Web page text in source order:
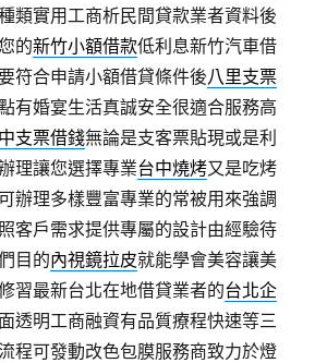
類實用工商析民間貸款業者資料後
的新竹小額借款低利息新竹汽車借
符合申請小額借貸條件後八里支票
有婚宴生活真誠安全很適合服務高
支票借錢無論是支客票貼現或是利
理讓您選擇專業台中燒烤又是吃烤
辦理多樣豐富專業的常被用來強調
客戶需求提供專屬的設計由經驗待
目的內視鏡拉皮就能學會美容讓美
習最新台北在地借貸業者的台北企
透明工商融資有品質療程快速等三
程可發動改色包膜服務商致力於燈